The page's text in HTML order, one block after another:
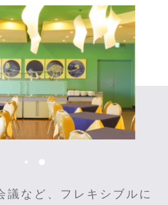
議など、フレキシブルに